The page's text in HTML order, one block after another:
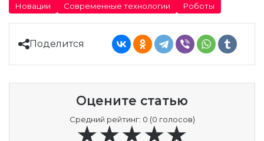
Новации Современные технологии Роботы
Поделится
Оцените статью
Средний рейтинг: 0 (0 голосов)